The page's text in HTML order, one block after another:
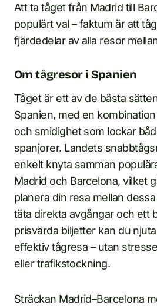
Att ta tåget från Madrid till
populärt val – faktum är att
fjärdedelar av alla resor
Om tågresor i Spanien
Tåget är ett av de bästa
Spanien, med en
och smidighet som lockar
spanjorer. Landets
enkelt knyta samman
Madrid och Barcelona, vilket
planera din resa mellan
täta direkta avgångar och ett
prisvärda biljetter kan du
effektiv tågresa – utan
eller trafikstockning.
Sträckan Madrid–Barcelona